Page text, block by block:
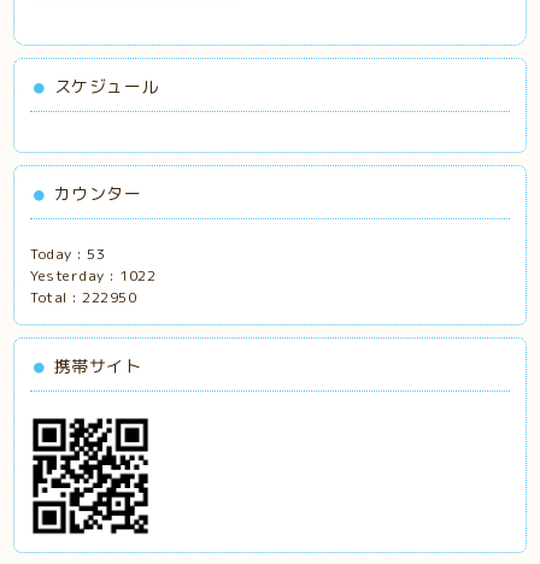
スケジュール
カウンター
Today :53
Yesterday : 1022
Total :222950
携帯サイト